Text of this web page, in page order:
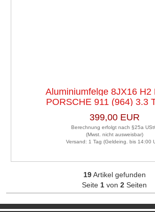
Aluminiumfelge 8JX16 H2
LK5X130X71,6
PORSCHE 911 (964) 3.3
399,00 EUR
Berechnung erfolgt nach §25a
(Mwst. nicht ausweisbar)
Versand: 1 Tag (Geldeing. bis 14:00
19Artikel gefunden
Seite 1 von2 Seiten